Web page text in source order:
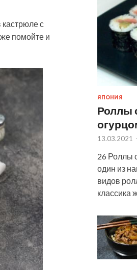
с
помойте и
ЯПОНИЯ
Роллы
13.03.2021 -
26 Роллы
один из
видов
классика